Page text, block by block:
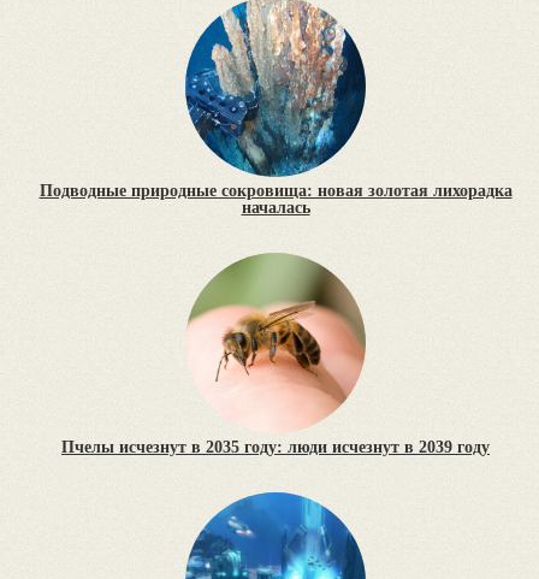
Подводные природные сокровища: новая золотая лихорадка
началась
Пчелы исчезнут в 2035 году: люди исчезнут в 2039 году